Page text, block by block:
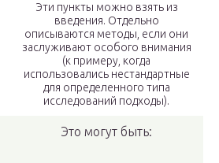
Эти пункты можно взять из
введения. Отдельно
описываются методы, если они
заслуживают особого внимания
(к примеру, когда
использовались нестандартные
для определенного типа
исследований подходы).
Это могут быть: